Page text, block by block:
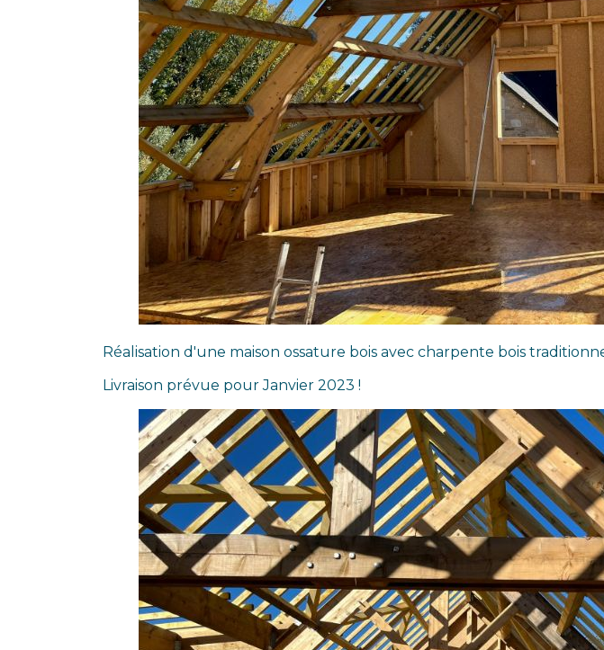
Réalisation d'une maison ossature bois avec charpente bois
Livraison prévue pour Janvier 2023 !